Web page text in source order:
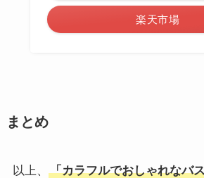
楽天市場
まとめ
以上、
「カラフルでおしゃれなバ